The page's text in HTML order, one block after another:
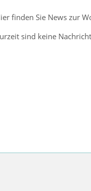
finden Sie News zur
sind keine